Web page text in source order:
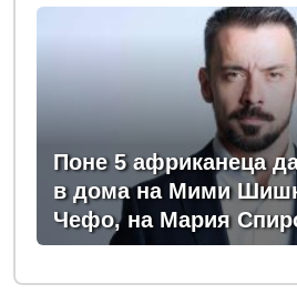
Поне 5 африканеца
в дома на Мими
Чефо, на Мария
Христо Комарницки